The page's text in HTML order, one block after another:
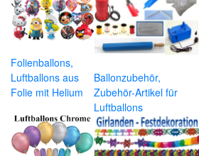
Folienballons,
Luftballons aus
Folie mit Helium
Ballonzubehör,
Zubehör-Artikel für
Luftballons